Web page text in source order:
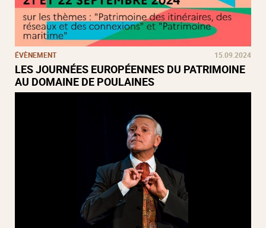
ÉVÈNEMENT 15.09.2024
LES JOURNÉES EUROPÉENNES DU PATRIMOINE
AU DOMAINE DE POULAINES